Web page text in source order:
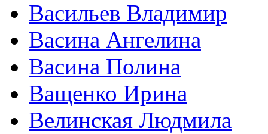
Васильев Владимир
Васина Ангелина
Васина Полина
Ващенко Ирина
Велинская Людмила